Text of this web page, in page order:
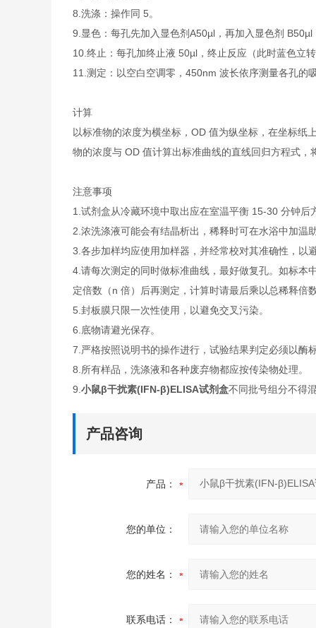
8.洗涤：操作同 5。
9.显色：每孔先加入显色剂A50µl，再加入显色剂
10.终止：每孔加终止液 50µl，终止反应（此时蓝色立
11.测定：以空白空调零，450nm 波长依序测量各孔的
计算
以标准物的浓度为横坐标，OD 值为纵坐标，在坐标纸
物的浓度与 OD 值计算出标准曲线的直线回归方程式
注意事项
1.试剂盒从冷藏环境中取出应在室温平衡 15-30 分钟
2.浓洗涤液可能会有结晶析出，稀释时可在水浴中加温
3.各步加样均应使用加样器，并经常校对其准确性，以
4.请每次测定的同时做标准曲线，最好做复孔。如标本
定倍数（n 倍）后再测定，计算时请最后乘以总稀释倍
5.封板膜只限一次性使用，以避免交叉污染。
6.底物请避光保存。
7.严格按照说明书的操作进行，试验结果判定必须以酶
8.所有样品，洗涤液和各种废弃物都应按传染物处理。
9. 小鼠β干扰素(IFN-β)ELISA试剂盒不同批号组分不得
产品咨询
产品：
您的单位：
您的姓名：
联系电话：